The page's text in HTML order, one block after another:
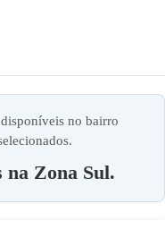
no bairro
na Zona Sul.